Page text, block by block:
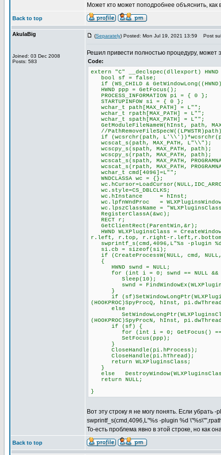
Может кто может поподробнее объяснить, как
Back to top
AkulaBig
Joined: 03 Dec 2008
Posts: 583
(Separately) Posted: Mon Jul 19, 2021 13:59 Post
Решил привести полностью процедуру, может
Code:
extern "C" __declspec(dllexport)
bool sf = false;
if (WS_CHILD &
HWND ppp = GetFocus();
PROCESS_INFORMATION pi = { 0 };
STARTUPINFOW si = { 0 };
wchar_t path[MAX_PATH] = L"";
wchar_t rpath[MAX_PATH] = L"";
wchar_t spath[MAX_PATH] = L"";
GetModuleFileNameW(hInst, path,
//
if (wcsrchr(path,
wcscat_s(path, MAX_PATH, L"\\");
wcscpy_s(spath, MAX_PATH, path);
wcscpy_s(rpath, MAX_PATH, path);
wcscat_s(spath, MAX_PATH,
wcscat_s(rpath, MAX_PATH,
wchar_t cmd[4096]=L"";
WNDCLASSA wc = {};
wc.style=CS_DBLCLKS;
wc.hInstance = hInst;
wc.lpfnWndProc =
wc.lpszClassName =
RegisterClassA(&wc);
RECT r;
GetClientRect(ParentWin,&r);
HWND WLXPluginsClass =
r.left, r.top, r.right-r.left,r.bottom-
swprintf_s(cmd,4096,L"%s -plugin
si.cb = sizeof(si);
if (CreateProcessW(NULL, cmd,
{
HWND swnd = NULL;
for (int i = 0; swnd == NULL &&
Sleep(10);
swnd =
}
if
(HOOKPROC)SpyProcQ, hInst,
else
SetWindowLongPtr(WLXPluginsClass,
(HOOKPROC)SpyProcN, hInst,
if (sf) {
for (int i = 0; GetFocus() ==
SetFocus(ppp);
}
CloseHandle(pi.hProcess);
CloseHandle(pi.hThread);
return WLXPluginsClass;
}
else
return NULL;
}
Вот эту строку я не могу понять. Если убрать
swprintf_s(cmd,4096,L"%s -plugin %d
То-есть проблема явно в этой строке, но как
Back to top